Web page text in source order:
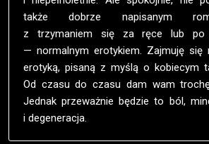
także dobrze napisanym
z trzymaniem się za ręce lub po
— normalnym erotykiem. Zajmuję się
erotyką, pisaną z myślą o kobiecym
Od czasu do czasu dam wam
Jednak przeważnie będzie to ból,
i degeneracja.